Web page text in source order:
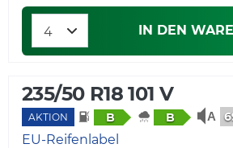
IN DEN
235/50 R18 101 V
AKTION B B
EU-Reifenlabel